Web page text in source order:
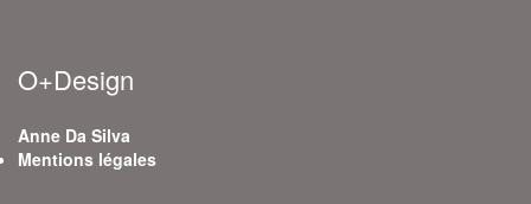
O+Design
Anne Da Silva
Mentions légales